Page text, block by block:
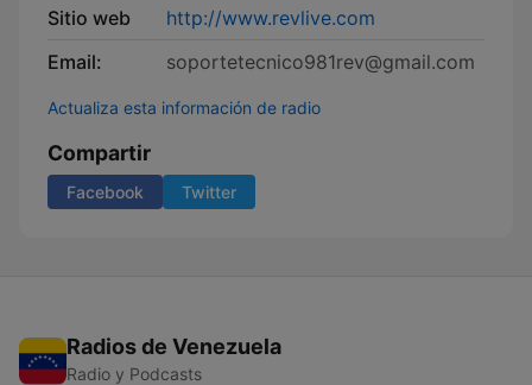
Sitio web
http://www.revlive.com
Email:
soportetecnico981rev@gmail.com
Actualiza esta información de radio
Compartir
Facebook Twitter
Radios de Venezuela
Radio y Podcasts